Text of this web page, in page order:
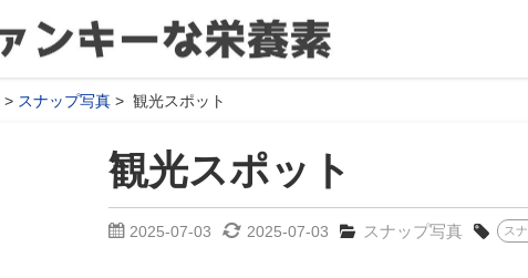
スナップ写真 観光スポット
観光スポット
2025-07-03 2025-07-03 スナップ写真 ス